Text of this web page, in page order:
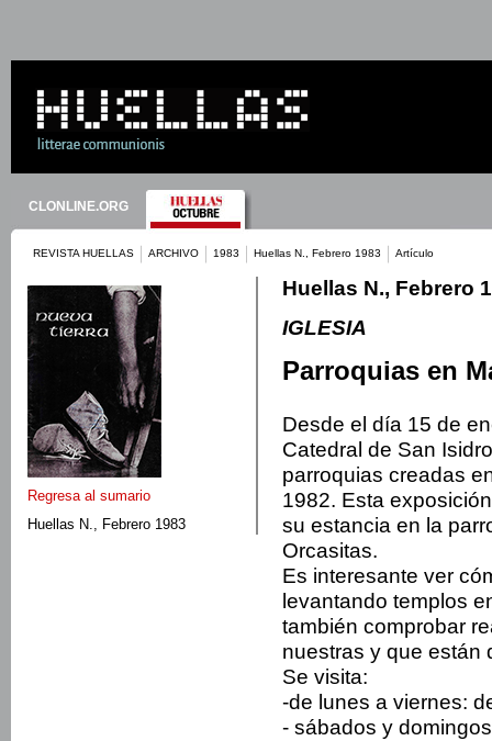
CLONLINE.ORG
REVISTA HUELLAS ARCHIVO 1983 Huellas N., Febrero 1983 Artículo
Regresa al sumario
Huellas N., Febrero 1983
Huellas N., Febrero
IGLESIA
Parroquias en
Desde el día 15 de
Catedral de San
parroquias creadas
1982. Esta
su estancia en la
Orcasitas.
Es interesante ver
levantando tem­plos
también comprobar
nuestras y que están
Se visita:
-de lunes a viernes:
- sábados y